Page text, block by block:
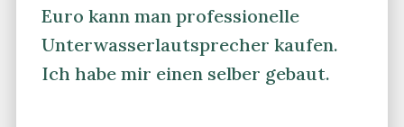
Euro kann man professionelle
Unterwasserlautsprecher kaufen.
Ich habe mir einen selber gebaut.